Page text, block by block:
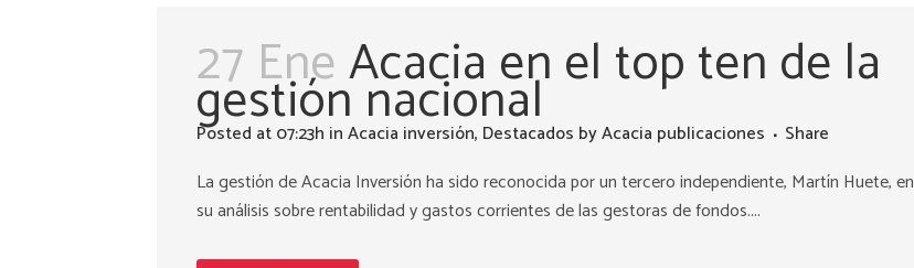
27 EneAcacia en el top ten de la
gestión nacional
Posted at 07:23h inAcacia inversión, Destacados byAcacia publicaciones
Share
La gestión de Acacia Inversión ha sido reconocida por un tercero independiente, Martín Huete, en
su análisis sobre rentabilidad y gastos corrientes de las gestoras de fondos....